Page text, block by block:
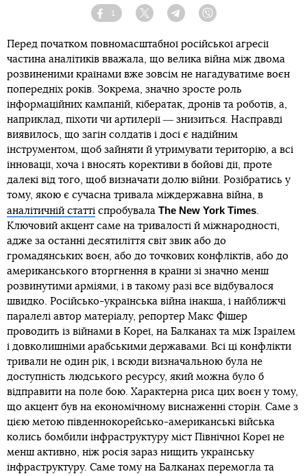
Facebook
1
Twitter TelegramViber
Перед початком повномасштабної російської агресії
частина аналітиків вважала, що велика війна між двома
розвиненими країнами вже зовсім не нагадуватиме воєн
попередніх років. Зокрема, значно зросте роль
інформаційних кампаній, кібератак, дронів та роботів, а,
наприклад, піхоти чи артилерії ― знизиться. Насправді
виявилось, що загін солдатів і досі є надійним
інструментом, щоб зайняти й утримувати територію, а всі
інновації, хоча і вносять корективи в бойові дії, проте
далекі від того, щоб визначати долю війни. Розібратись у
тому, якою є сучасна тривала міждержавна війна, в
аналітичній статті спробувала The New York Times
Ключовий акцент саме на тривалості й міжнародності,
адже за останні десятиліття світ звик або до
громадянських воєн, або до точкових конфліктів, або до
американського вторгнення в країни зі значно менш
розвинутими арміями, і в такому разі все відбувалося
швидко. Російсько-українська війна інакша, і найближчі
паралелі автор матеріалу, репортер Макс Фішер
проводить із війнами в Кореї, на Балканах та між Ізраїлем
і довколишніми арабськими державами. Всі ці конфлікти
тривали не один рік, і всюди визначальною була не
доступність людського ресурсу, який можна було б
відправити на поле бою. Характерна риса цих воєн у тому,
що акцент був на економічному виснаженні сторін. Саме з
цією метою південнокорейсько-американські війська
колись бомбили інфраструктуру міст Північної Кореї не
менш активно, ніж росія зараз нищить українську
інфраструктуру. Саме тому на Балканах перемогла та